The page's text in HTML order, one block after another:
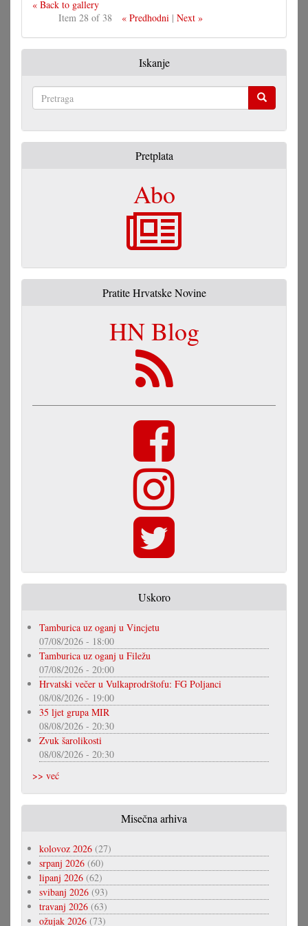
« Back to gallery
Item 28 of 38
« Predhodni| Next »
Iskanje
Pretplata
Abo
Pratite Hrvatske Novine
HN Blog
Uskoro
Tamburica uz oganj u Vincjetu
07/08/2026 - 18:00
Tamburica uz oganj u Filežu
07/08/2026 - 20:00
Hrvatski večer u Vulkaprodrštofu: FG Poljanci
08/08/2026 - 19:00
35 ljet grupa MIR
08/08/2026 - 20:30
Zvuk šarolikosti
08/08/2026 - 20:30
>> već
Misečna arhiva
kolovoz 2026 (27)
srpanj 2026 (60)
lipanj 2026 (62)
svibanj 2026 (93)
travanj 2026 (63)
ožujak 2026 (73)